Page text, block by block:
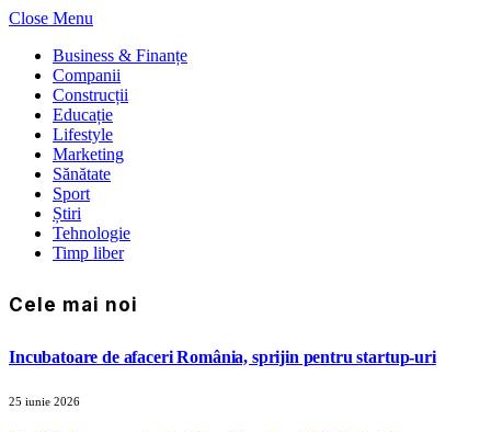
Close Menu
Business & Finanțe
Companii
Construcții
Educație
Lifestyle
Marketing
Sănătate
Sport
Știri
Tehnologie
Timp liber
Cele mai noi
Incubatoare de afaceri România, sprijin pentru startup-uri
25 iunie 2026